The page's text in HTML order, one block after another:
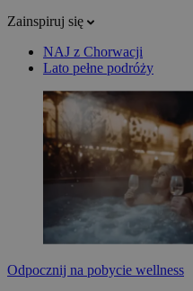
Zainspiruj się
NAJ z Chorwacji
Lato pełne podróży
Odpocznij na pobycie wellness